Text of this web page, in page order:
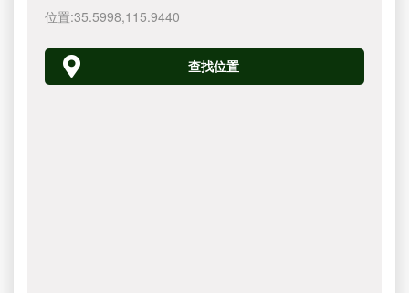
位置:35.5998,115.9440
查找位置